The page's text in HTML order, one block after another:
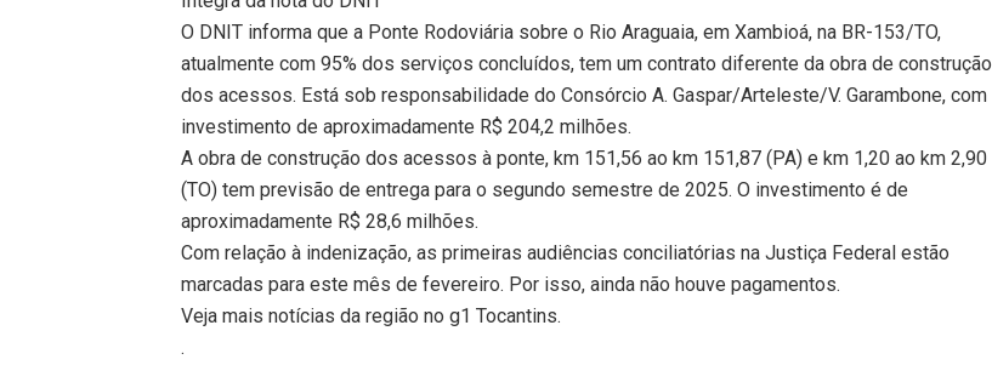
O DNIT informa que a Ponte Rodoviária sobre o Rio Araguaia, em Xambioá, na BR-153/TO,
atualmente com 95% dos serviços concluídos, tem um contrato diferente da obra de construção
dos acessos. Está sob responsabilidade do Consórcio A. Gaspar/Arteleste/V. Garambone, com
investimento de aproximadamente R$ 204,2 milhões.
A obra de construção dos acessos à ponte, km 151,56 ao km 151,87 (PA) e km 1,20 ao km 2,90
(TO) tem previsão de entrega para o segundo semestre de 2025. O investimento é de
aproximadamente R$ 28,6 milhões.
Com relação à indenização, as primeiras audiências conciliatórias na Justiça Federal estão
marcadas para este mês de fevereiro. Por isso, ainda não houve pagamentos.
Veja mais notícias da região no g1 Tocantins.
.